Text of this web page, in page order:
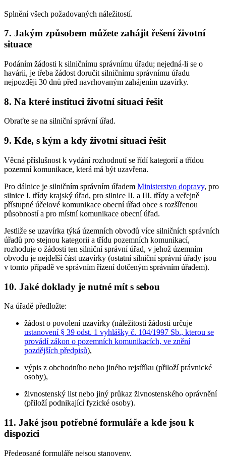
Splnění všech požadovaných náležitostí.
7. Jakým způsobem můžete zahájit řešení životní
situace
Podáním žádosti k silničnímu správnímu úřadu; nejedná-li se o
havárii, je třeba žádost doručit silničnímu správnímu úřadu
nejpozději 30 dnů před navrhovaným zahájením uzavírky.
8. Na které instituci životní situaci řešit
Obraťte se na silniční správní úřad.
9. Kde, s kým a kdy životní situaci řešit
Věcná příslušnost k vydání rozhodnutí se řídí kategorií a třídou
pozemní komunikace, která má být uzavřena.
Pro dálnice je silničním správním úřadem Ministerstvo dopravy, pro
silnice I. třídy krajský úřad, pro silnice II. a III. třídy a veřejně
přístupné účelové komunikace obecní úřad obce s rozšířenou
působností a pro místní komunikace obecní úřad.
Jestliže se uzavírka týká územních obvodů více silničních správních
úřadů pro stejnou kategorii a třídu pozemních komunikací,
rozhoduje o žádosti ten silniční správní úřad, v jehož územním
obvodu je nejdelší část uzavírky (ostatní silniční správní úřady jsou
v tomto případě ve správním řízení dotčeným správním úřadem).
10. Jaké doklady je nutné mít s sebou
Na úřadě předložte:
žádost o povolení uzavírky (náležitosti žádosti určuje
ustanovení § 39 odst. 1 vyhlášky č. 104/1997 Sb., kterou se
provádí zákon o pozemních komunikacích, ve znění
pozdějších předpisů),
výpis z obchodního nebo jiného rejstříku (přiloží právnické
osoby),
živnostenský list nebo jiný průkaz živnostenského oprávnění
(přiloží podnikající fyzické osoby).
11. Jaké jsou potřebné formuláře a kde jsou k
dispozici
Předepsané formuláře nejsou stanoveny.